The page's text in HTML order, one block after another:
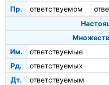
Пр. ответствуемом
Им.
ответствуемые
Рд.
ответствуемых
Дт.
ответствуемым